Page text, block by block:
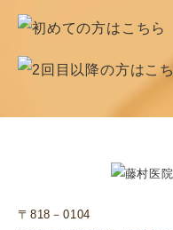
〒818－0104